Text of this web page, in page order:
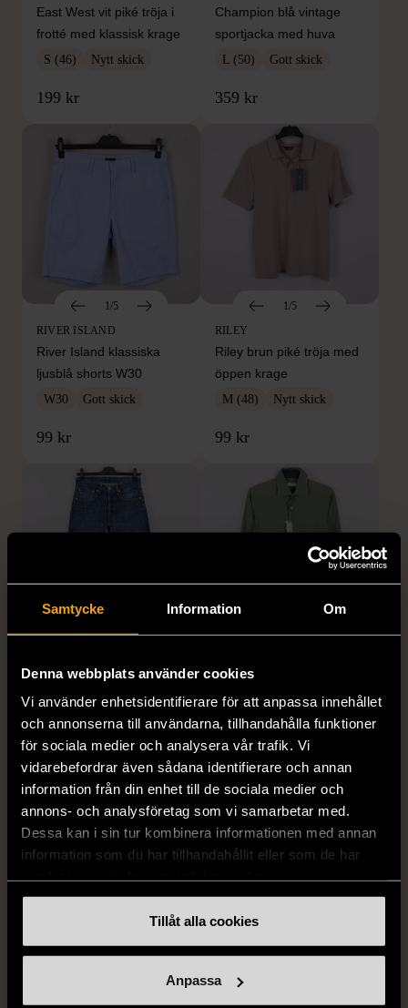
Samtycke Information Om
Denna webbplats använder cookies
Vi använder enhetsidentifierare för att anpassa innehållet
och annonserna till användarna, tillhandahålla funktioner
för sociala medier och analysera vår trafik. Vi
vidarebefordrar även sådana identifierare och annan
information från din enhet till de sociala medier och
annons- och analysföretag som vi samarbetar med.
Dessa kan i sin tur kombinera informationen med annan
information som du har tillhandahållit eller som de har
Tillåt alla cookies
Anpassa
East West vit piké tröja i
frotté med klassisk krage
S (46) Nytt skick
199 kr
Champion blå vintage
sportjacka med huva
L (50) Gott skick
359 kr
1/5
RIVER ISLAND
River Island klassiska
ljusblå shorts W30
W30 Gott skick
99 kr
1/5
RILEY
Riley brun piké tröja med
öppen krage
M (48) Nytt skick
99 kr
LEVI'S
Mycket gott skick
499 kr
A DAY'S MARCH
S (46) Nytt skick
229 kr